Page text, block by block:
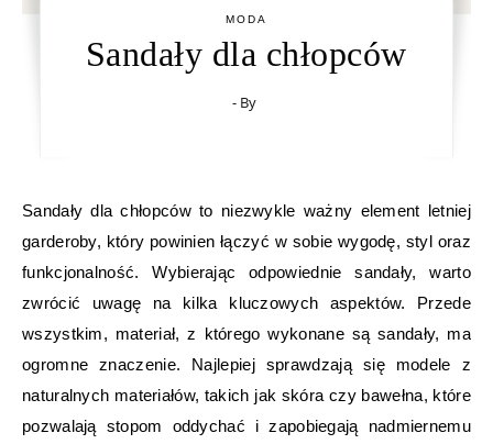
MODA
Sandały dla chłopców
- By
Sandały dla chłopców to niezwykle ważny element letniej
garderoby, który powinien łączyć w sobie wygodę, styl oraz
funkcjonalność. Wybierając odpowiednie sandały, warto
zwrócić uwagę na kilka kluczowych aspektów. Przede
wszystkim, materiał, z którego wykonane są sandały, ma
ogromne znaczenie. Najlepiej sprawdzają się modele z
naturalnych materiałów, takich jak skóra czy bawełna, które
pozwalają stopom oddychać i zapobiegają nadmiernemu